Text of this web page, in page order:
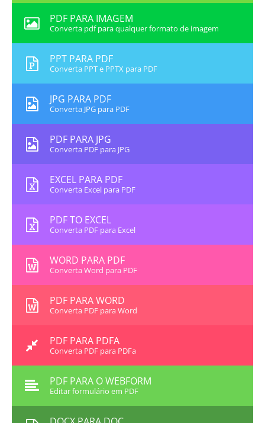
PDF PARA IMAGEM
Converta pdf para qualquer formato de imagem
PPT PARA PDF
Converta PPT e PPTX para PDF
JPG PARA PDF
Converta JPG para PDF
PDF PARA JPG
Converta PDF para JPG
EXCEL PARA PDF
Converta Excel para PDF
PDF TO EXCEL
Converta PDF para Excel
WORD PARA PDF
Converta Word para PDF
PDF PARA WORD
Converta PDF para Word
PDF PARA PDFA
Converta PDF para PDFa
PDF PARA O WEBFORM
Editar formulário em PDF